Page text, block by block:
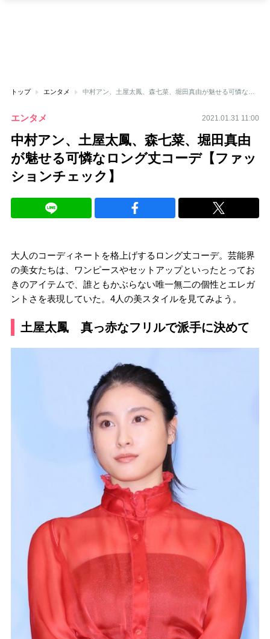
トップ エンタメ
エンタメ 2021.01.31 11:00
中村アン、土屋太鳳、森七菜、堀田真由
が魅せる可憐なロング丈コーデ【ファッ
ションチェック】
大人のコーディネートを格上げするロング丈コーデ。芸能界
の美女たちは、ワンピースやセットアップといったとってお
きのアイテムで、誰ともかぶらない唯一無二の個性とエレガ
ントさを表現していた。4人の美スタイルを見てみよう。
土屋太鳳 真っ赤なフリルで派手に決めて